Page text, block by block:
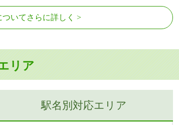
いてさらに詳しく
リア
駅名別対応エリア